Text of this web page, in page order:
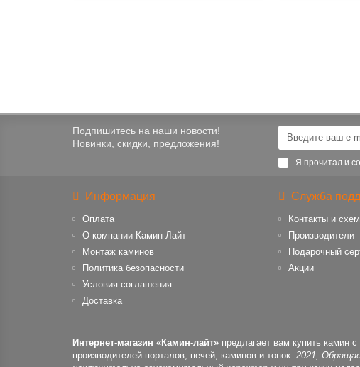
Подпишитесь на наши новости!
Новинки, скидки, предложения!
Я прочитал и
Информация
Оплата
О компании Камин-Лайт
Монтаж каминов
Политика безопасности
Условия соглашения
Доставка
Служба
Контакты и
Производители
Подарочный
Акции
Интернет-магазин «Камин-лайт» предлагает вам купить камин
производителей порталов, печей, каминов и топок. 2021,